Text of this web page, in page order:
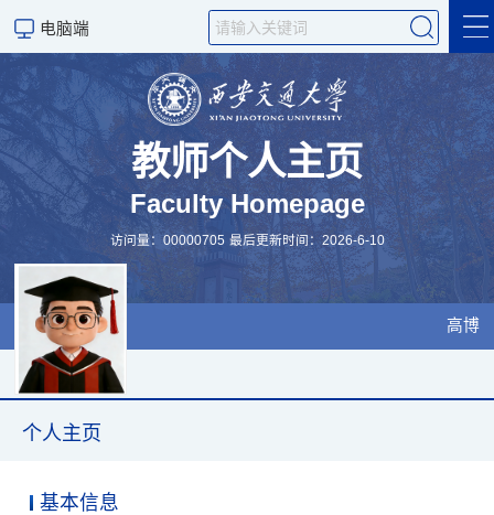
电脑端
个人主页
科学研究
教师个人主页
Faculty Homepage
访问量：00000705 最后更新时间：2026-6-10
高博
个人主页
基本信息